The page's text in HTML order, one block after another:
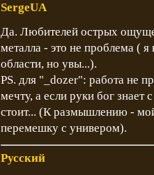
SergeUA
Да. Любителей острых
металла - это не проблема ( я
области, но увы...).
PS. для "_dozer": работа не
мечту, а если руки бог знает
стоит... (К размышлению -
перемешку с универом).
Русский